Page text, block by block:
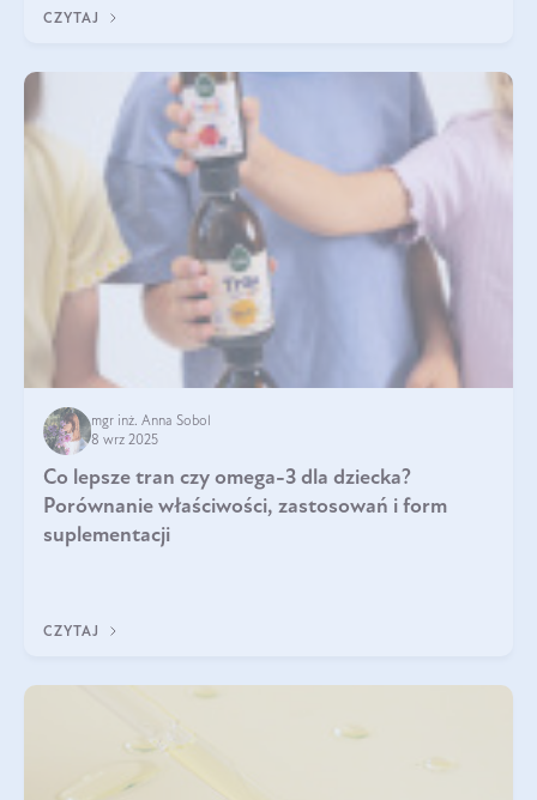
CZYTAJ
mgr inż. Anna Sobol
8 wrz 2025
Co lepsze tran czy omega-3 dla dziecka?
Porównanie właściwości, zastosowań i form
suplementacji
CZYTAJ